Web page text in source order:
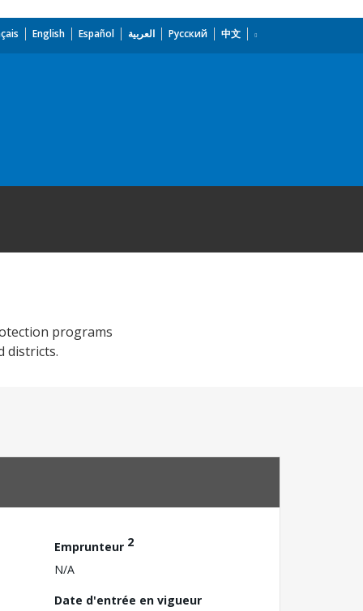
English Español العربية Русский 中文
programs
districts.
Emprunteur 2
N/A
Date d'entrée en vigueur